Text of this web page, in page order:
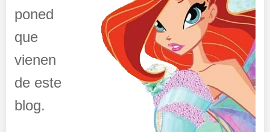
poned
que
vienen
de este
blog.